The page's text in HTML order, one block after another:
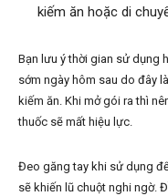
kiếm ăn hoặc di
Bạn lưu ý thời gian sử dụng
sớm ngày hôm sau do đây
kiếm ăn. Khi mở gói ra thì
thuốc sẽ mất hiệu lực.
Đeo găng tay khi sử dụng
sẽ khiến lũ chuột nghi ngờ.